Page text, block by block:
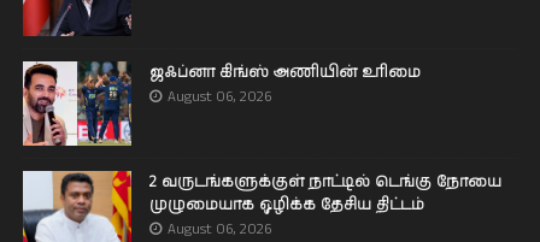
ஜஃப்னா கிங்ஸ் அணியின் உரிமை
August 06, 2026
2 வருடங்களுக்குள் நாட்டில் டெங்கு நோயை
முழுமையாக ஒழிக்க தேசிய திட்டம்
August 06, 2026